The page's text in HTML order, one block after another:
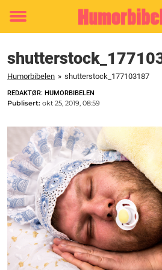
Toggle
Humorbibelen » shutterstock_177103187
REDAKTØR: HUMORBIBELEN
Publisert: okt 25, 2019, 08:59